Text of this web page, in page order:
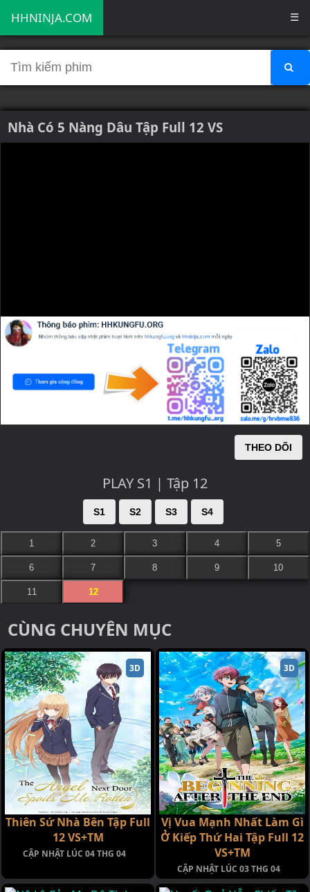
HHNINJA.COM ☰
Nhà Có 5 Nàng Dâu Tập Full 12 VS
THEO DÕI
PLAY S1 | Tập 12
S1 S2 S3 S4
1 2 3 4 5
6 7 8 9 10
11 12
CÙNG CHUYÊN MỤC
3D
Thiên Sứ Nhà Bên Tập Full
12 VS+TM
CẬP NHẬT LÚC 04 THG 04
3D
Vị Vua Mạnh Nhất Làm Gì
Ở Kiếp Thứ Hai Tập Full 12
VS+TM
CẬP NHẬT LÚC 03 THG 04